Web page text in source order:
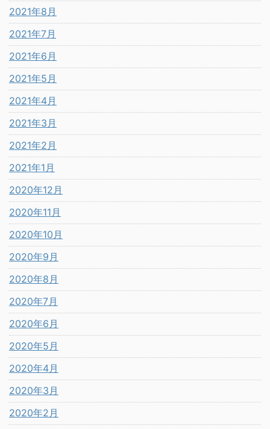
2021年8月
2021年7月
2021年6月
2021年5月
2021年4月
2021年3月
2021年2月
2021年1月
2020年12月
2020年11月
2020年10月
2020年9月
2020年8月
2020年7月
2020年6月
2020年5月
2020年4月
2020年3月
2020年2月